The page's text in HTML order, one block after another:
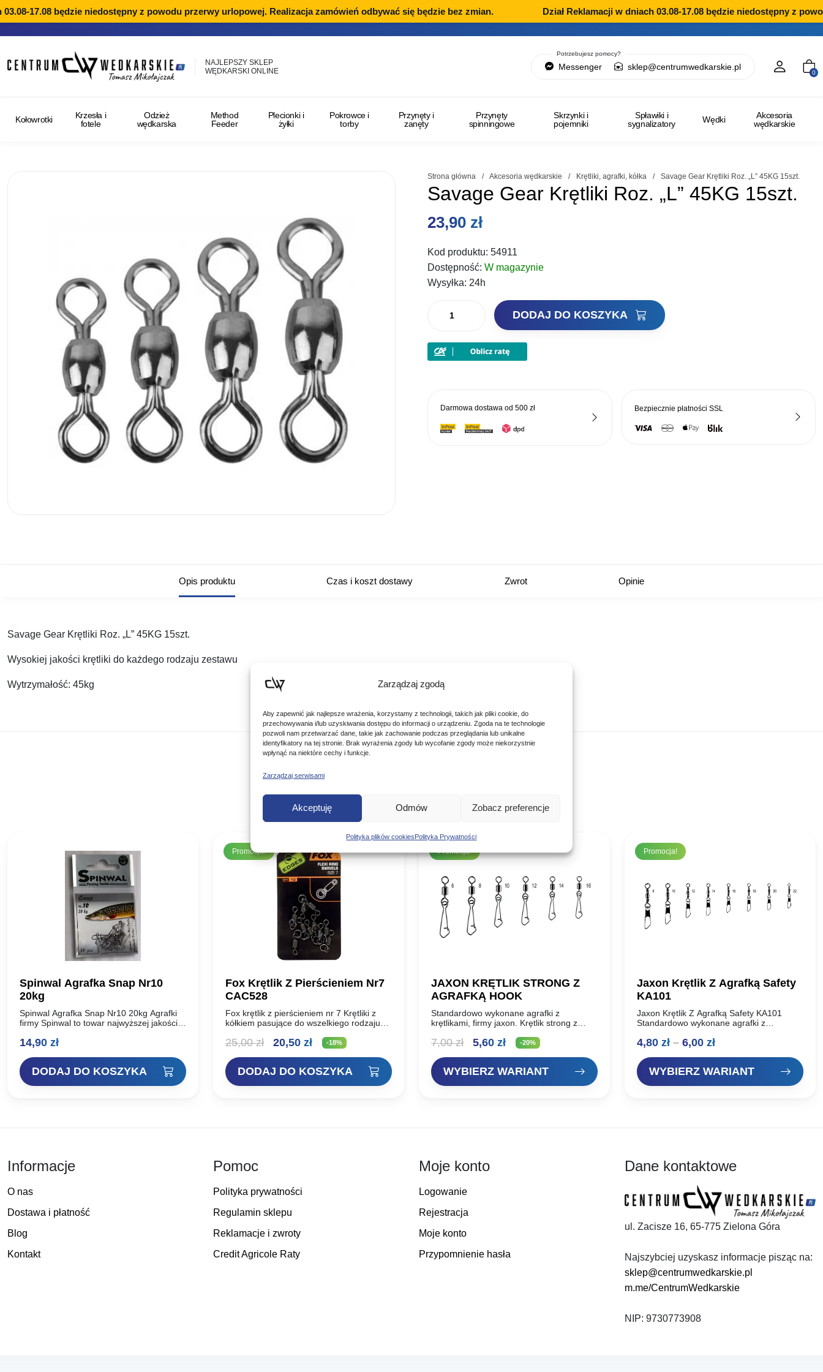
Zarządzaj zgodą
Aby zapewnić jak najlepsze wrażenia, korzystamy z technologii, takich jak pliki cookie, do
przechowywania i/lub uzyskiwania dostępu do informacji o urządzeniu. Zgoda na te technologie
pozwoli nam przetwarzać dane, takie jak zachowanie podczas przeglądania lub unikalne
identyfikatory na tej stronie. Brak wyrażenia zgody lub wycofanie zgody może niekorzystnie
wpłynąć na niektóre cechy i funkcje.
Zarządzaj serwisami
Akceptuję Odmów Zobacz preferencje
Polityka plików cookiesPolityka Prywatności
17.08 będzie niedostępny z powodu przerwy urlopowej. Realizacja zamówień odbywać się będzie bez zmian. Dział Reklamacji w dniach 03.08-17.08 będzie niedostępny z
NAJLEPSZY SKLEP
WĘDKARSKI ONLINE
Potrzebujesz pomocy?
Messenger sklep@centrumwedkarskie.pl
0
Kołowrotki
Krzesła i
fotele
Odzież
wędkarska
Method
Feeder
Plecionki i
żyłki
Pokrowce i
torby
Przynęty i
zanęty
Przynęty
spinningowe
Skrzynki i
pojemniki
Spławiki i
sygnalizatory
Wędki
Akcesoria
wędkarskie
Strona główna / Akcesoria wędkarskie / Krętliki, agrafki, kółka / Savage Gear Krętliki Roz. „L” 45KG 15szt.
Savage Gear Krętliki Roz. „L” 45KG 15szt.
23,90 zł
Kod produktu:54911
Dostępność:W magazynie
Wysyłka:24h
Savage
Krętliki
15szt.
DODAJ DO KOSZYKA
Darmowa dostawa od500 zł Bezpiecznie płatnościSSL
Opis produktu Czas i koszt dostawy Zwrot Opinie
Savage Gear Krętliki Roz. „L” 45KG 15szt.
Wysokiej jakości krętliki do każdego rodzaju zestawu
Wytrzymałość: 45kg
Podobne produkty
Poznaj podobne produkty, które mogą Ci się spodobać
Spinwal Agrafka Snap Nr10
20kg
Spinwal Agrafka Snap Nr10 20kg Agrafki
firmy Spinwal to towar najwyższej jakości,
W ofercie tej firmy są agrafki zarówno dla
14,90 zł
DODAJ DO KOSZYKA
Promocja!
Fox Krętlik Z Pierścieniem Nr7
CAC528
Fox krętlik z pierścieniem nr 7 Krętliki z
kółkiem pasujące do wszelkiego rodzaju
koralików. Stosowane głównie do
25,00zł
Pierwotna
cena
wynosiła:
20,50 złAktualna
cena
wynosi:
-18%
DODAJ DO KOSZYKA
Promocja!
JAXON KRĘTLIK STRONG Z
AGRAFKĄ HOOK
Standardowo wykonane agrafki z
krętlikami, firmy jaxon. Krętlik strong z
7,00zł
Pierwotna
cena
wynosiła:
5,60 złAktualna
cena
wynosi:
-20%
WYBIERZ WARIANT
Promocja!
Jaxon Krętlik Z Agrafką Safety
KA101
Jaxon Krętlik Z Agrafką Safety KA101
Standardowo wykonane agrafki z
agrafką safety. Pakowane po 10szt.
4,80 zł – 6,00 złZakres
cen:
od
WYBIERZ WARIANT
Informacje
O nas
Dostawa i płatność
Blog
Kontakt
Pomoc
Polityka prywatności
Regulamin sklepu
Reklamacje i zwroty
Credit Agricole Raty
Moje konto
Logowanie
Rejestracja
Moje konto
Przypomnienie hasła
Dane kontaktowe
ul. Zacisze 16, 65-775 Zielona Góra
Najszybciej uzyskasz informacje pisząc na:
sklep@centrumwedkarskie.pl
m.me/CentrumWedkarskie
NIP: 9730773908